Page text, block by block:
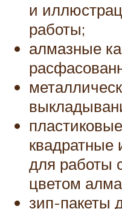
и
работы;
алмазные
квадратные
для работы
цветом
зип-пакеты